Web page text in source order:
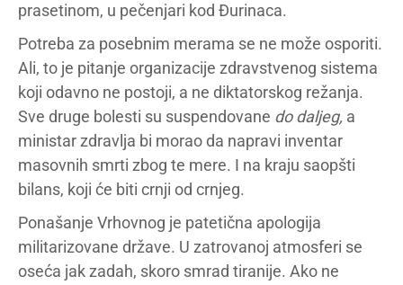
prasetinom, u pečenjari kod Đurinaca.
Potreba za posebnim merama se ne može osporiti.
Ali, to je pitanje organizacije zdravstvenog sistema
koji odavno ne postoji, a ne diktatorskog režanja.
Sve druge bolesti su suspendovane do daljeg, a
ministar zdravlja bi morao da napravi inventar
masovnih smrti zbog te mere. I na kraju saopšti
bilans, koji će biti crnji od crnjeg.
Ponašanje Vrhovnog je patetična apologija
militarizovane države. U zatrovanoj atmosferi se
oseća jak zadah, skoro smrad tiranije. Ako ne